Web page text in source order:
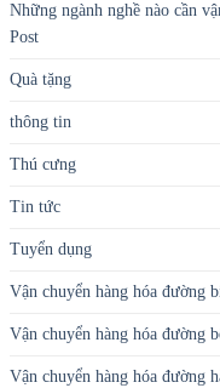
Những ngành nghề nào cần
Post
Quà tặng
thông tin
Thú cưng
Tin tức
Tuyển dụng
Vận chuyển hàng hóa đường
Vận chuyển hàng hóa đường
Vận chuyển hàng hóa đường